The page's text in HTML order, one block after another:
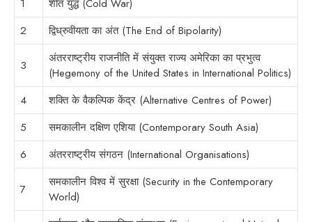
1
शीत युद्ध (Cold War)
2
द्विध्रुवीयता का अंत (The End of Bipolarity)
3
अंतरराष्ट्रीय राजनीति में संयुक्त राज्य अमेरिका का प्रभुत्व
(Hegemony of the United States in International Politics)
4
शक्ति के वैकल्पिक केंद्र (Alternative Centres of Power)
5
समकालीन दक्षिण एशिया (Contemporary South Asia)
6
अंतरराष्ट्रीय संगठन (International Organisations)
7
समकालीन विश्व में सुरक्षा (Security in the Contemporary
World)